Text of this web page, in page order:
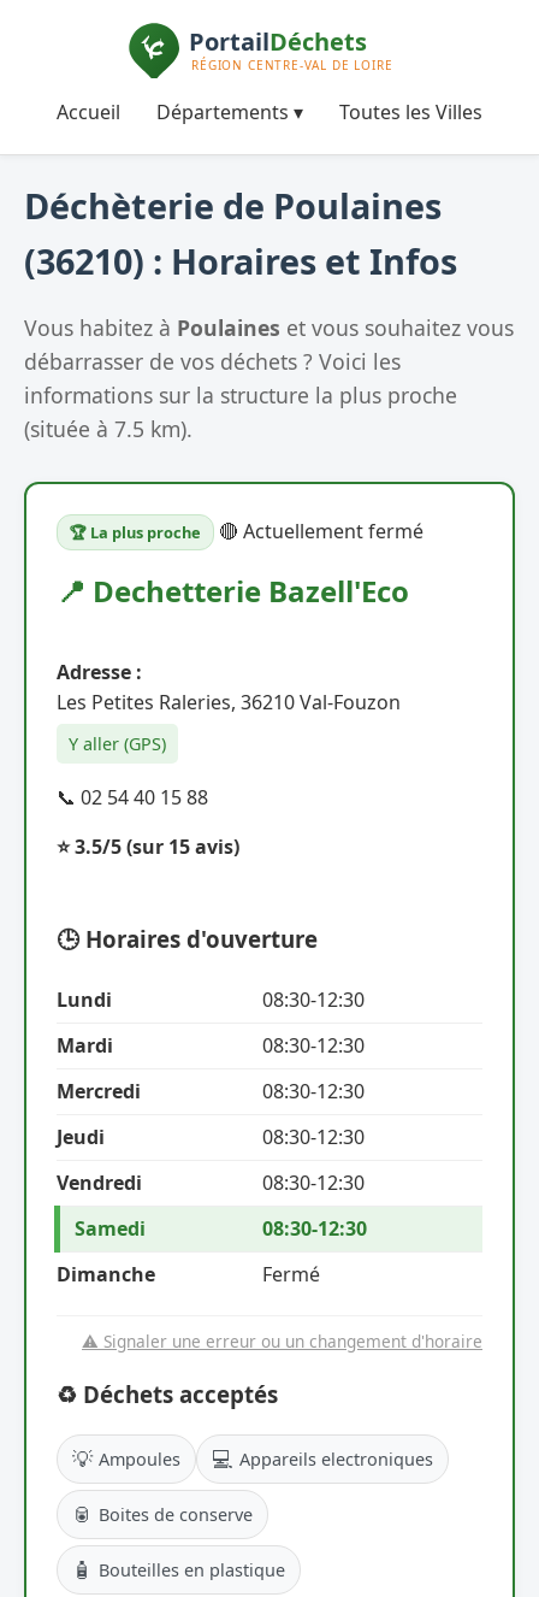
Accueil Départements ▾ Toutes les Villes
Déchèterie de Poulaines
(36210) : Horaires et Infos
Vous habitez à Poulaines et vous souhaitez vous
débarrasser de vos déchets ? Voici les
informations sur la structure la plus proche
(située à 7.5 km).
🏆 La plus proche 🔴 Actuellement fermé
📍 Dechetterie Bazell'Eco
Adresse :
Les Petites Raleries, 36210 Val-Fouzon
Y aller (GPS)
📞 02 54 40 15 88
⭐ 3.5/5(sur 15 avis)
🕒 Horaires d'ouverture
Lundi
08:30-12:30
Mardi
08:30-12:30
Mercredi
08:30-12:30
Jeudi
08:30-12:30
Vendredi
08:30-12:30
Samedi
08:30-12:30
Dimanche
Fermé
⚠️ Signaler une erreur ou un changement d'horaire
♻️ Déchets acceptés
💡 Ampoules 💻 Appareils electroniques
🥫 Boites de conserve
🧴 Bouteilles en plastique